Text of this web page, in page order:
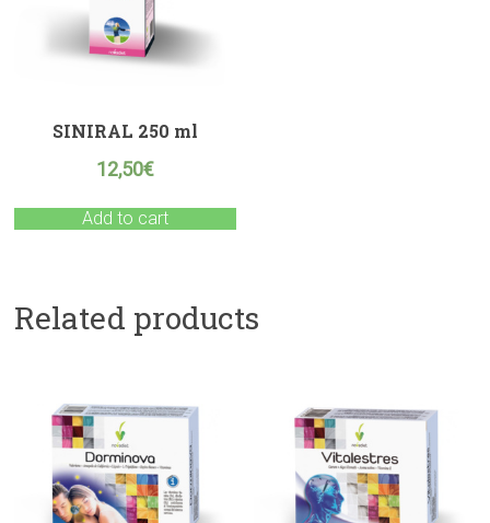
SINIRAL 250 ml
12,50€
Add to cart
Related products